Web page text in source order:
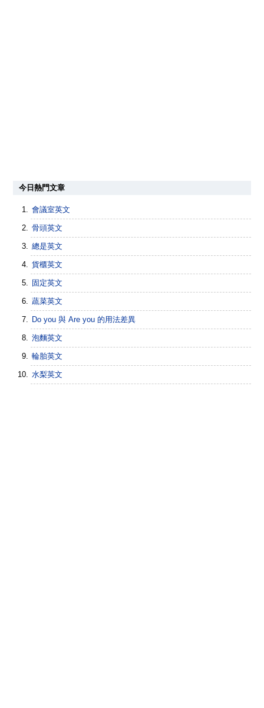
今日熱門文章
會議室英文
骨頭英文
總是英文
貨櫃英文
固定英文
蔬菜英文
Do you 與 Are you 的用法差異
泡麵英文
輪胎英文
水梨英文